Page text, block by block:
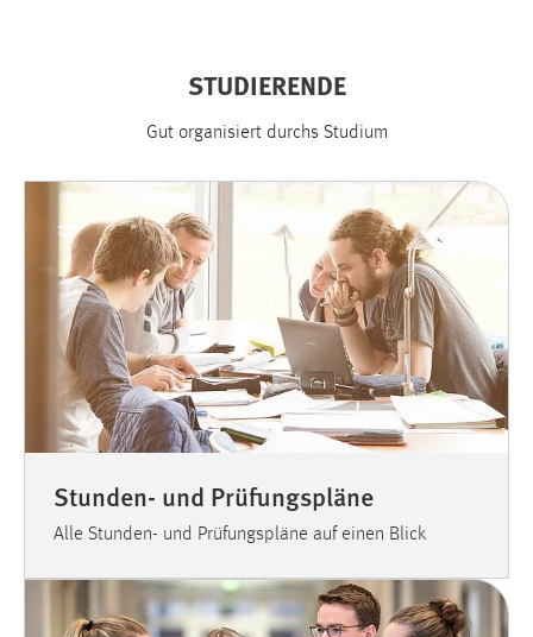
STUDIERENDE
Gut organisiert durchs Studium
Stunden- und Prüfungspläne
Alle Stunden- und Prüfungspläne auf einen Blick